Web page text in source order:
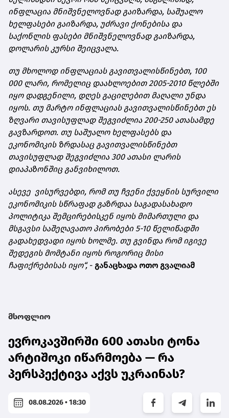
ინფლაცია მნიშვნელოვნად გაიზარდა, საშუალო
ხელფასები გაიზარდა, უძრავი ქონებისა და
საქონლის ფასები მნიშვნელოვნად გაიზარდა,
დოლარის კურსი შეიცვალა.
თუ მხოლოდ ინფლაციას გავითვალისწინებთ, 100
000 ლარი, რომელიც დაახლოებით 2005-2010 წლებში
იყო დადგენილი, დღეს გაცილებით მაღალი უნდა
იყოს. თუ მარტო ინფლაციას გავითვალისწინებთ ეს
ზღვარი თავისუფლად შეგვიძლია200-250 ათასამდე
გავზარდოთ. თუ საშუალო ხელფასებს და
ეკონომიკის ზრდასაც გავითვალისწინებთ
თავისუფლად შეგვიძლია300 ათასი ლარის
დიაპაზონშიც განვიხილოთ.
ასევე ვისურვებდი, რომ თუ ჩვენი ქვეყნის სურვილი
ეკონომიკის სწრაფად გაზრდაა საგადასახადო
პოლიტიკა შემცირებისკენ იყოს მიმართული და
მსგავსი საშეღავათო პირობები5-10 წელიწადში
გადახედვადი იყოს ხოლმე. თუ გვინდა რომ იგივე
შედეგის მომტანი იყოს როგორიც მისი
ჩაფიქრებისას იყო“,- განაცხადა ოთო გვალიამ
მსოფლიო
ევროკავშირში 600 ათასი ტონა
არტიშოკი იწარმოება — რა
პერსპექტივა აქვს უკრაინას?
08.08.2026 • 18:30